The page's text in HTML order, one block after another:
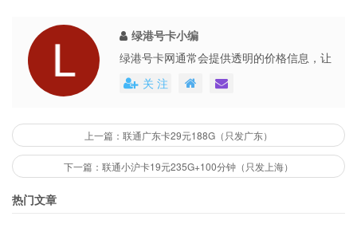
绿港号卡小编
绿港号卡网通常会提供透明的价格信息，让
用户能够清楚地了解到每个号卡套餐的具体
费用。这些平台还会不定期地推出各种优惠
了市场的公平竞争。
关 注
上一篇：联通广东卡29元188G（只发广东）
下一篇：联通小沪卡19元235G+100分钟（只发上海）
热门文章